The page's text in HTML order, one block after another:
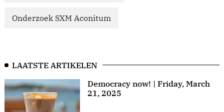
Onderzoek SXM Aconitum
LAATSTE ARTIKELEN
Democracy now! | Friday, March
21, 2025